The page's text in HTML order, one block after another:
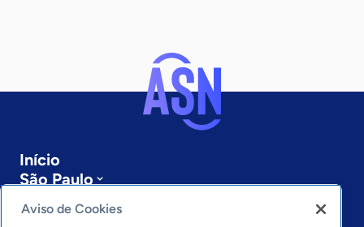
Início
São Paulo
Sobre a ASN
Últimas notícias
Aviso de Cookies